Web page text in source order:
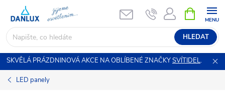
obsah
HLEDAT
NÁKUPNÍ
KOŠÍK
SKVĚLÁ PRÁZDNINOVÁ AKCE NA OBLÍBENÉ ZNAČKYSVÍTIDEL.
LED panely